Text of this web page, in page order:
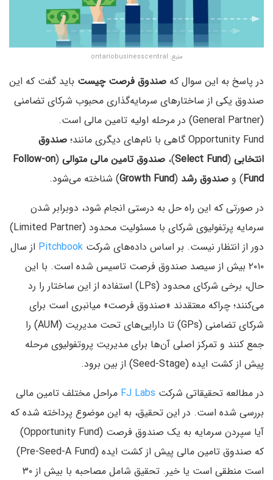
منبع: ontariobusinesscentral
در پاسخ به این سوال که صندوق فرصت چیست باید گفت که این
صندوق یکی از ساختارهای سرمایه‌گذاری محبوب شرکای تضامنی
(General Partner) در مرحله اولیه تامین مالی است.
Opportunity Fund گاهی با نام‌های دیگری مانند؛
صندوق
انتخابی (
Select Fund)، صندوق تامین مالی متوالی (
Follow-on
Fund) و صندوق رشد (
Growth Fund) شناخته می‌شود.
در صورتی که این راه حل به درستی انجام شود، دوبرابر شدن
سرمایه پرتفولیوی شرکای با مسئولیت محدود (Limited Partner)
دور از انتظار نیست. بر اساس داده‌های شرکت Pitchbook از سال
۲۰۱۰ بیش از سیصد صندوق فرصت تاسیس شده است. با این
حال، برخی شرکای محدود (LPs) استفاده از این ساختار را رد
می‌کنند؛ چراکه معتقدند «صندوق فرصت» میانبری است برای
شرکای تضامنی (GPs) تا دارایی‌های تحت مدیریت (AUM) را
جمع کنند و تمرکز اصلی آن‌ها برای مدیریت پروتفولیوی مرحله
پیش از کشت ایده (Seed-Stage) از بین برود.
در مطالعه تحقیقاتی شرکت FJ Labs مراحل مختلف تامین مالی
بررسی شده است. در این تحقیق، به این موضوع پرداخته شده که
آیا سپردن سرمایه به یک صندوق فرصت (Opportunity Fund)
که صندوق تامین مالی پیش از کشت ایده (Pre-Seed-A Fund)
است منطقی است یا خیر. تحقیق شامل مصاحبه با بیش از ۳۰